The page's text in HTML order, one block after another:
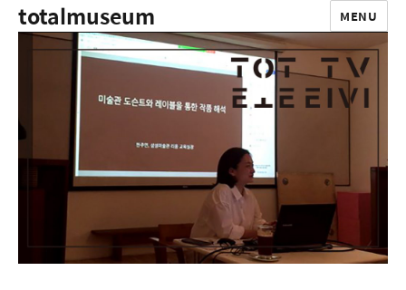
totalmuseum MENU